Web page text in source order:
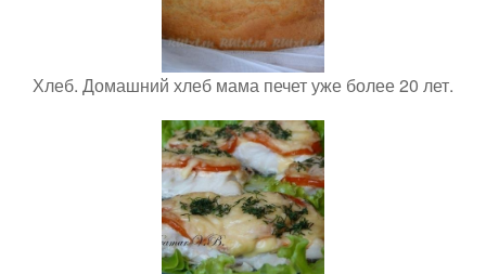
Хлеб. Домашний хлеб мама печет уже более 20 лет.